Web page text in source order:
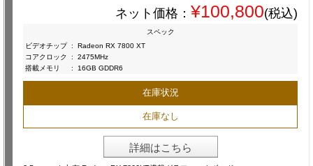
ネット価格： ¥100,800(税込)
スペック
ビデオチップ :
Radeon RX 7800 XT
コアクロック
:
2475MHz
搭載メモリ
: 16GB GDDR6
在庫状況
在庫なし
詳細はこちら